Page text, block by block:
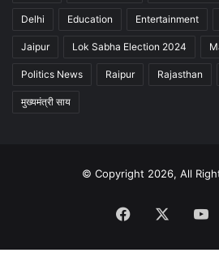
Delhi Education Entertainment
Jaipur Lok Sabha Election 2024
Politics News Raipur Rajasthan
मुख्यमंत्री साय
© Copyright 2026, All
Facebook